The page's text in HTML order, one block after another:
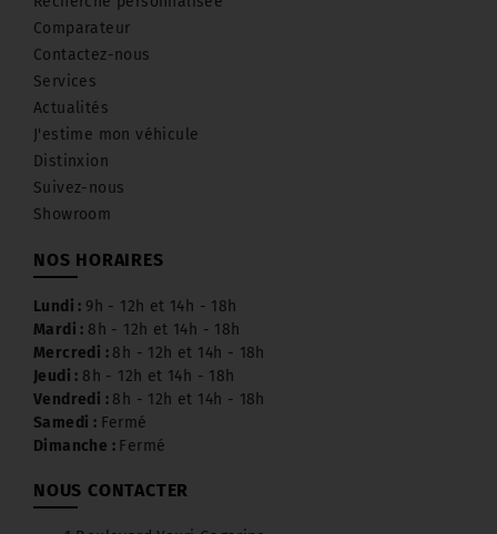
Comparateur
Contactez-nous
Services
Actualités
J'estime mon véhicule
Distinxion
Suivez-nous
Showroom
NOS HORAIRES
Lundi : 9h - 12h et 14h - 18h
Mardi : 8h - 12h et 14h - 18h
Mercredi : 8h - 12h et 14h - 18h
Jeudi : 8h - 12h et 14h - 18h
Vendredi : 8h - 12h et 14h - 18h
Samedi : Fermé
Dimanche : Fermé
NOUS CONTACTER